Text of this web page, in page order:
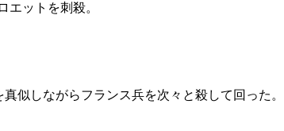
エットを刺殺。
似しながらフランス兵を次々と殺して回った。